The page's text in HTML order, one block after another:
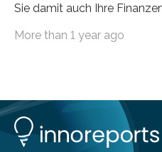
Sie damit auch Ihre
die genau das ermöglichen:
Lösungen interessieren. 1.
Konten auf einen Blick Viele
ihrem Online-Banking eine
More than 1 year ago